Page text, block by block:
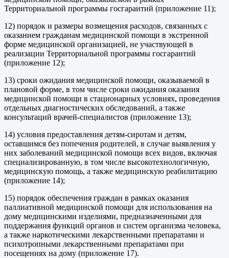
Территориальной программы госгарантий (приложение 11);
12) порядок и размеры возмещения расходов, связанных с
оказанием гражданам медицинской помощи в экстренной
форме медицинской организацией, не участвующей в
реализации Территориальной программы госгарантий
(приложение 12);
13) сроки ожидания медицинской помощи, оказываемой в
плановой форме, в том числе сроки ожидания оказания
медицинской помощи в стационарных условиях, проведения
отдельных диагностических обследований, а также
консультаций врачей-специалистов (приложение 13);
14) условия предоставления детям-сиротам и детям,
оставшимся без попечения родителей, в случае выявления у
них заболеваний медицинской помощи всех видов, включая
специализированную, в том числе высокотехнологичную,
медицинскую помощь, а также медицинскую реабилитацию
(приложение 14);
15) порядок обеспечения граждан в рамках оказания
паллиативной медицинской помощи для использования на
дому медицинскими изделиями, предназначенными для
поддержания функций органов и систем организма человека,
а также наркотическими лекарственными препаратами и
психотропными лекарственными препаратами при
посещениях на дому (приложение 17).